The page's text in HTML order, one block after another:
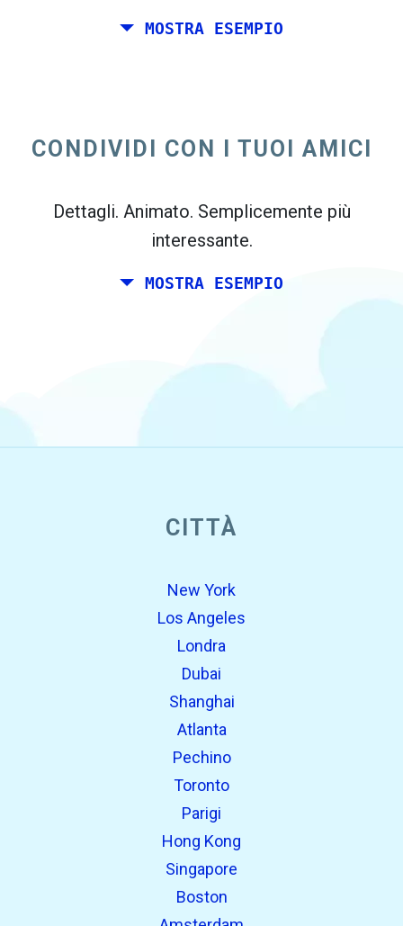
Trovato in precedenza:
MOSTRA ESEMPIO
Madrid, ei tuoi amici vive a Dublino e
Trovato in precedenza:
CONDIVIDI CON I TUOI AMICI
Dettagli. Animato. Semplicemente più
interessante.
MOSTRA ESEMPIO
CITTÀ
New York
Los Angeles
Londra
Dubai
Shanghai
Atlanta
Pechino
Toronto
Parigi
Hong Kong
Singapore
Boston